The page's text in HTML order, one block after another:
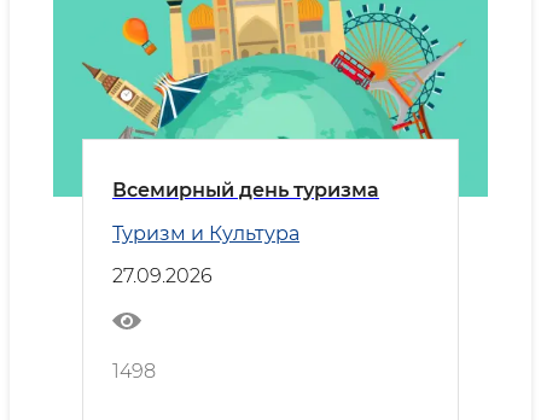
Всемирный день туризма
Туризм и Культура
27.09.2026
1498